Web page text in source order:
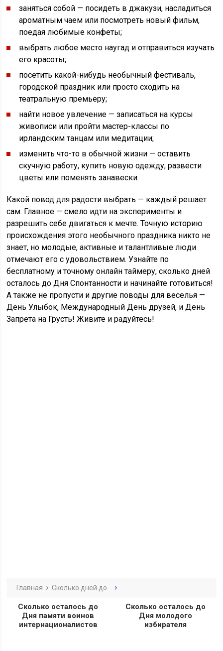
заняться собой — посидеть в джакузи, насладиться
ароматным чаем или посмотреть новый фильм,
поедая любимые конфеты;
выбрать любое место наугад и отправиться изучать
его красоты;
посетить какой-нибудь необычный фестиваль,
городской праздник или просто сходить на
театральную премьеру;
найти новое увлечение — записаться на курсы
живописи или пройти мастер-классы по
ирландским танцам или медитации;
изменить что-то в обычной жизни — оставить
скучную работу, купить новую одежду, развести
цветы или поменять занавески.
Какой повод для радости выбрать — каждый решает
сам. Главное — смело идти на эксперименты и
разрешить себе двигаться к мечте. Точную историю
происхождения этого необычного праздника никто не
знает, но молодые, активные и талантливые люди
отмечают его с удовольствием. Узнайте по
бесплатному и точному онлайн таймеру, сколько дней
осталось до Дня Спонтанности и начинайте готовиться!
А также не пропусти и другие поводы для веселья —
День Улыбок, Международный День друзей, и День
Запрета на Грусть! Живите и радуйтесь!
Главная Сколько дней до...
Сколько осталось до
Дня памяти воинов
интернационалистов
Сколько осталось до
Дня молодого
избирателя